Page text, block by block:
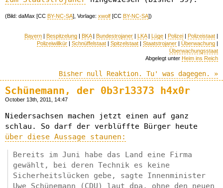
(Bild: daMax [CC BY-NC-SA], Vorlage: xwolf [CC BY-NC-SA])
Bayern | Bespitzelung | BKA| Bundestrojaner | LKA| Lüge | Polizei | Polizeistaat |
Polizeiwillkür | Schnüffelstaat | Spitzelstaat | Staatstrojaner | Überwachung |
Überwachungsstaat
Abgelegt unter Heim ins Reich
Bisher null Reaktion. Tu' was dagegen. »
Schünemann, der 0b3r13373 h4x0r
October 13th, 2011, 14:47
Niedersachsen machen jetzt einen auf ganz
schlau. So darf der verblüffte Bürger heute
über diese Aussage staunen:
Bereits im Juni habe das Land eine Firma
gewählt, bei deren Technik es keine
Sicherheitslücken gebe, sagte Innenminister
Uwe Schünemann (CDU) laut dpa, ohne den neuen